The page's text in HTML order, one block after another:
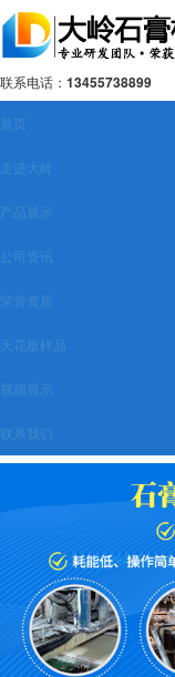
联系电话： 13455738899
首页
走进大岭
产品展示
公司资讯
荣誉资质
天花板样品
视频展示
联系我们